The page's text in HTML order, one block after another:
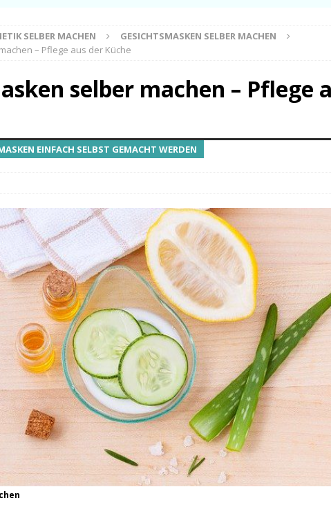
SELBER MACHEN
GESICHTSMASKEN SELBER MACHEN
– Pflege aus der Küche
selber machen – Pflege
EINFACH SELBST GEMACHT WERDEN